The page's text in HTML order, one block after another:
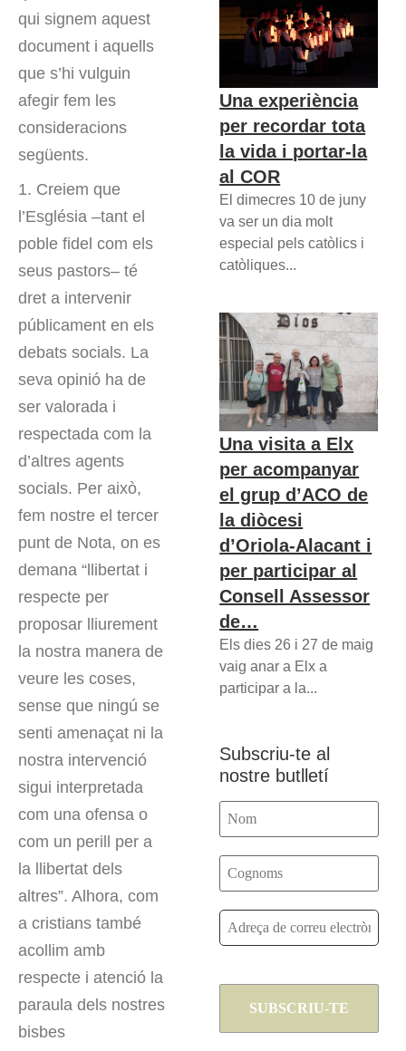
qui signem aquest
document i aquells
que s’hi vulguin
afegir fem les
consideracions
següents.
1. Creiem que
l’Església –tant el
poble fidel com els
seus pastors– té
dret a intervenir
públicament en els
debats socials. La
seva opinió ha de
ser valorada i
respectada com la
d’altres agents
socials. Per això,
fem nostre el tercer
punt de Nota, on es
demana “llibertat i
respecte per
proposar lliurement
la nostra manera de
veure les coses,
sense que ningú se
senti amenaçat ni la
nostra intervenció
sigui interpretada
com una ofensa o
com un perill per a
la llibertat dels
altres”. Alhora, com
a cristians també
acollim amb
respecte i atenció la
paraula dels nostres
bisbes
Una experiència
per recordar tota
la vida i portar-la
al COR
El dimecres 10 de juny
va ser un dia molt
especial pels catòlics i
catòliques...
Una visita a Elx
per acompanyar
el grup d’ACO de
la diòcesi
d’Oriola-Alacant i
per participar al
Consell Assessor
de…
Els dies 26 i 27 de maig
vaig anar a Elx a
participar a la...
Subscriu-te al
nostre butlletí